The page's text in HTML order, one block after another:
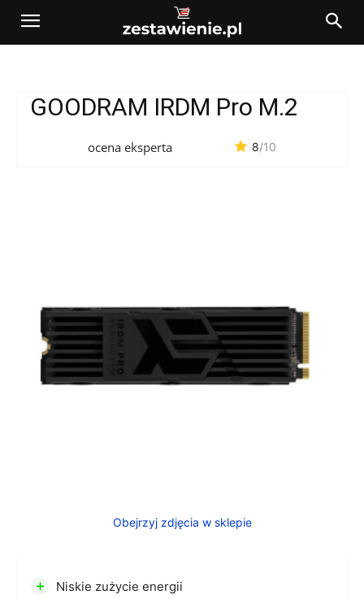
GOODRAM IRDM Pro M.2
ocena eksperta 8/10
Obejrzyj zdjęcia w sklepie
+ Niskie zużycie energii